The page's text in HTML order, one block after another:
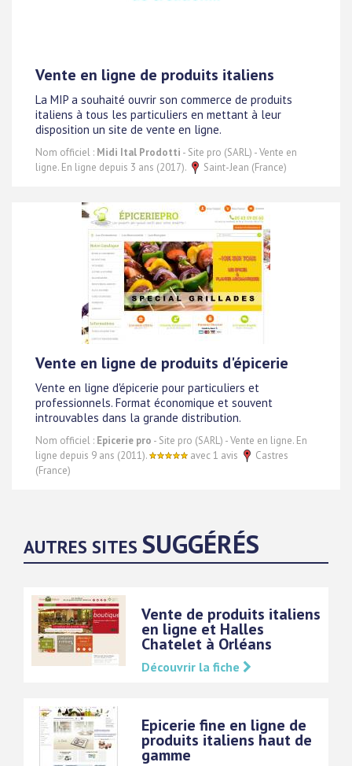
Vente en ligne de produits italiens
La MIP a souhaité ouvrir son commerce de produits
italiens à tous les particuliers en mettant à leur
disposition un site de vente en ligne.
Nom officiel : Midi Ital Prodotti - Site pro (SARL) - Vente en
ligne. En ligne depuis 3 ans (2017).
Saint-Jean (France)
Vente en ligne de produits d'épicerie
Vente en ligne d'épicerie pour particuliers et
professionnels. Format économique et souvent
introuvables dans la grande distribution.
Nom officiel : Epicerie pro - Site pro (SARL) - Vente en ligne. En
ligne depuis 9 ans (2011).
avec 1 avis
Castres
(France)
AUTRES SITES SUGGÉRÉS
Vente de produits italiens
en ligne et Halles
Chatelet à Orléans
Découvrir la fiche
Epicerie fine en ligne de
produits italiens haut de
gamme